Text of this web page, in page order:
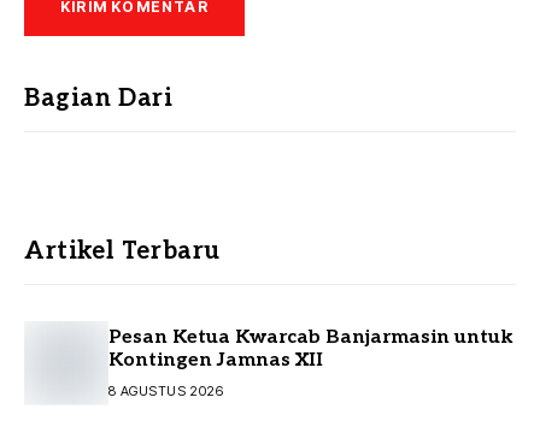
Bagian Dari
Artikel Terbaru
Pesan Ketua Kwarcab Banjarmasin untuk
Kontingen Jamnas XII
8 AGUSTUS 2026